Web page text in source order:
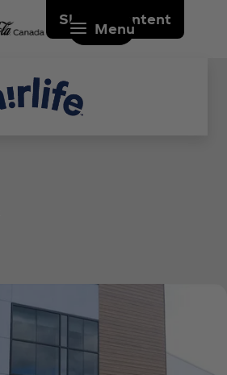
Skip to content
Menu